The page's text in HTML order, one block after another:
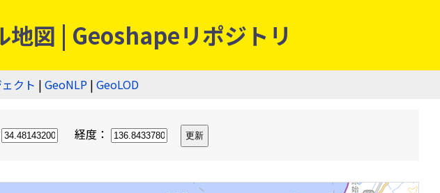
図 | Geoshapeリポジトリ
クト | GeoNLP | GeoLOD
経度：